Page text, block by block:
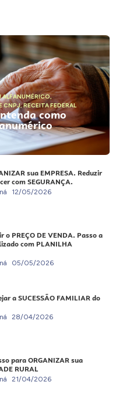
ALFANUMÉRICO,
CNPJ,RECEITA FEDERAL
como
sua EMPRESA. Reduzir
com SEGURANÇA.
12/05/2026
o PREÇO DE VENDA. Passo a
com PLANILHA
05/05/2026
a SUCESSÃO FAMILIAR do
28/04/2026
para ORGANIZAR sua
RURAL
21/04/2026